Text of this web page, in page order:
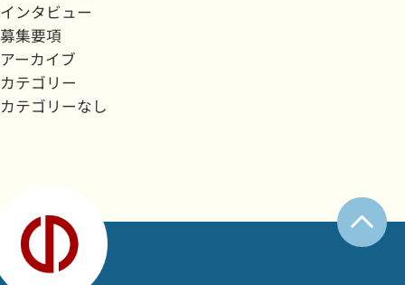
インタビュー
募集要項
アーカイブ
カテゴリー
カテゴリーなし